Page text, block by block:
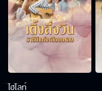
ไฮไลท์